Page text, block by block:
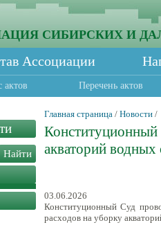
СИБИРСКИХ И
Ассоциации
актов Перечень актов
Главная страница / Новости /
Конституционный
акваторий водных
03.06.2026
Конституционный Суд
расходов на уборку